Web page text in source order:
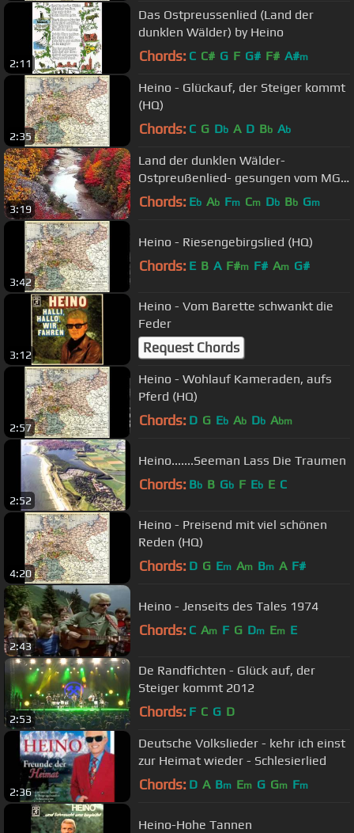
2:11
Das Ostpreussenlied (Land der
dunklen Wälder) by Heino
Chords: C C# G F G# F# A#m
2:35
Heino - Glückauf, der Steiger kommt
(HQ)
Chords: C G Db A D Bb Ab
3:19
Land der dunklen Wälder-
Ostpreußenlied- gesungen vom MGV
Alsdorf Broicher Siedlung
Chords: Eb Ab Fm Cm Db Bb Gm
3:42
Heino - Riesengebirgslied (HQ)
Chords: E B A F#m F# Am G#
3:12
Heino - Vom Barette schwankt die
Feder
Request Chords
2:57
Heino - Wohlauf Kameraden, aufs
Pferd (HQ)
Chords: D G Eb Ab Db Abm
2:52
Heino.......Seeman Lass Die Traumen
Chords: Bb B Gb F Eb E C
4:20
Heino - Preisend mit viel schönen
Reden (HQ)
Chords: D G Em Am Bm A F#
2:43
Heino - Jenseits des Tales 1974
Chords: C Am F G Dm Em E
2:53
De Randfichten - Glück auf, der
Steiger kommt 2012
Chords: F C G D
2:36
Deutsche Volkslieder - kehr ich einst
zur Heimat wieder - Schlesierlied
Chords: D A Bm Em G Gm Fm
Heino-Hohe Tannen